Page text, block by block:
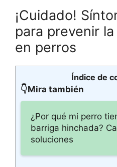
¡Cuidado!
para prevenir
en perros
Índice de
👇Mira también
¿Por qué mi perro
barriga hinchada?
soluciones